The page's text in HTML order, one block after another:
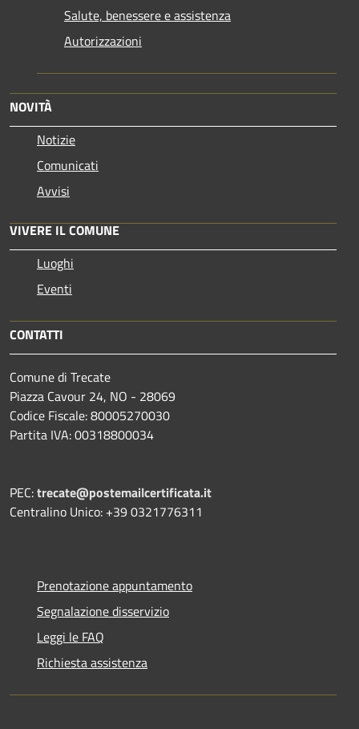
Salute, benessere e assistenza
Autorizzazioni
NOVITÀ
Notizie
Comunicati
Avvisi
VIVERE IL COMUNE
Luoghi
Eventi
CONTATTI
Comune di Trecate
Piazza Cavour 24, NO - 28069
Codice Fiscale: 80005270030
Partita IVA: 00318800034
PEC:trecate@postemailcertificata.it
Centralino Unico: +39 0321776311
Prenotazione appuntamento
Segnalazione disservizio
Leggi le FAQ
Richiesta assistenza